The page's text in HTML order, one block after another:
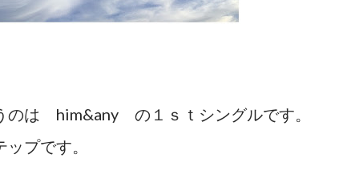
のは him&any の１ｓｔシングルです。
プです。